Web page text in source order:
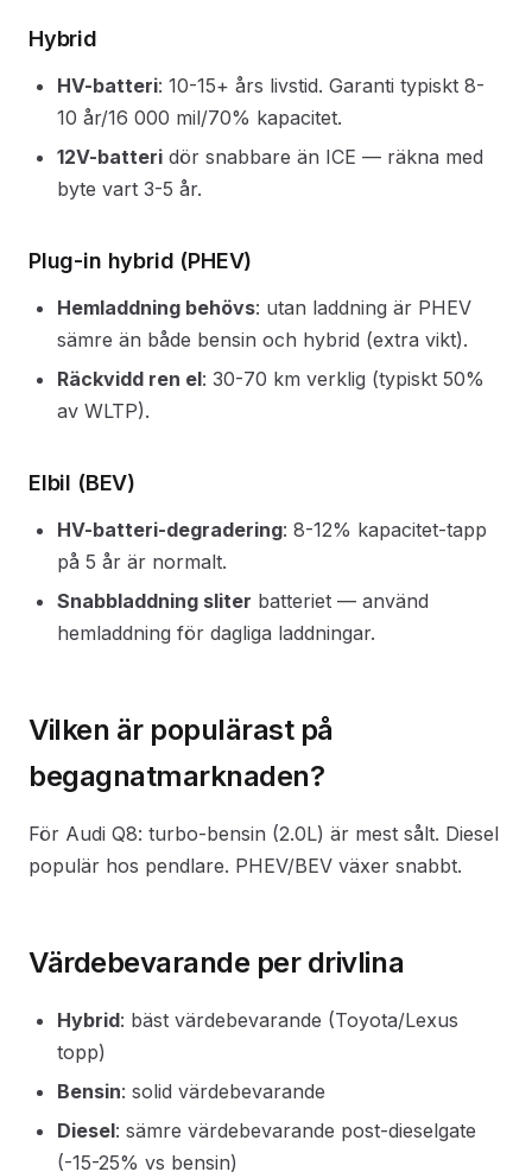
Hybrid
HV-batteri: 10-15+ års livstid. Garanti typiskt 8-
10 år/16 000 mil/70% kapacitet.
12V-batteri dör snabbare än ICE — räkna med
byte vart 3-5 år.
Plug-in hybrid (PHEV)
Hemladdning behövs: utan laddning är PHEV
sämre än både bensin och hybrid (extra vikt).
Räckvidd ren el: 30-70 km verklig (typiskt 50%
av WLTP).
Elbil (BEV)
HV-batteri-degradering: 8-12% kapacitet-tapp
på 5 år är normalt.
Snabbladdning sliter batteriet — använd
hemladdning för dagliga laddningar.
Vilken är populärast på
begagnatmarknaden?
För Audi Q8: turbo-bensin (2.0L) är mest sålt. Diesel
populär hos pendlare. PHEV/BEV växer snabbt.
Värdebevarande per drivlina
Hybrid: bäst värdebevarande (Toyota/Lexus
topp)
Bensin: solid värdebevarande
Diesel: sämre värdebevarande post-dieselgate
(-15-25% vs bensin)